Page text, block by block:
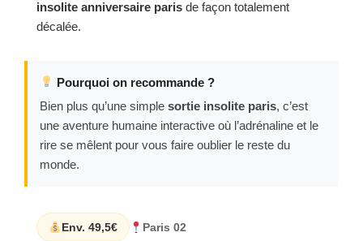
insolite anniversaire paris de façon totalement
décalée.
Pourquoi on recommande ?
Bien plus qu’une simple sortie insolite paris, c’est
une aventure humaine interactive où l’adrénaline et le
rire se mêlent pour vous faire oublier le reste du
monde.
Env. 49,5€ Paris 02